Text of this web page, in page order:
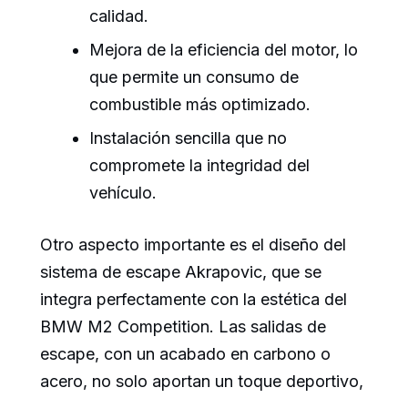
calidad.
Mejora de la eficiencia del motor, lo
que permite un consumo de
combustible más optimizado.
Instalación sencilla que no
compromete la integridad del
vehículo.
Otro aspecto importante es el diseño del
sistema de escape Akrapovic, que se
integra perfectamente con la estética del
BMW M2 Competition. Las salidas de
escape, con un acabado en carbono o
acero, no solo aportan un toque deportivo,